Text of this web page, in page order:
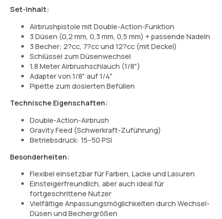
Set-Inhalt:
Airbrushpistole mit Double-Action-Funktion
3 Düsen (0,2 mm, 0,3 mm, 0,5 mm) + passende Nadeln
3 Becher: 2?cc, 7?cc und 12?cc (mit Deckel)
Schlüssel zum Düsenwechsel
1,8 Meter Airbrushschlauch (1/8")
Adapter von 1/8" auf 1/4"
Pipette zum dosierten Befüllen
Technische Eigenschaften:
Double-Action-Airbrush
Gravity Feed (Schwerkraft-Zuführung)
Betriebsdruck: 15–50 PSI
Besonderheiten:
Flexibel einsetzbar für Farben, Lacke und Lasuren
Einsteigerfreundlich, aber auch ideal für
fortgeschrittene Nutzer
Vielfältige Anpassungsmöglichkeiten durch Wechsel-
Düsen und Bechergrößen